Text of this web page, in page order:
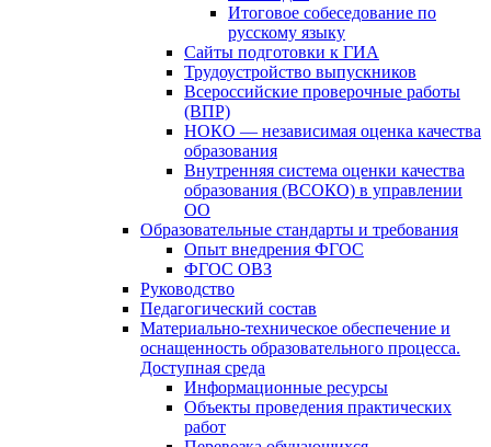
Итоговое собеседование по
русскому языку
Сайты подготовки к ГИА
Трудоустройство выпускников
Всероссийские проверочные работы
(ВПР)
НОКО — независимая оценка качества
образования
Внутренняя система оценки качества
образования (ВСОКО) в управлении
ОО
Образовательные стандарты и требования
Опыт внедрения ФГОС
ФГОС ОВЗ
Руководство
Педагогический состав
Материально-техническое обеспечение и
оснащенность образовательного процесса.
Доступная среда
Информационные ресурсы
Объекты проведения практических
работ